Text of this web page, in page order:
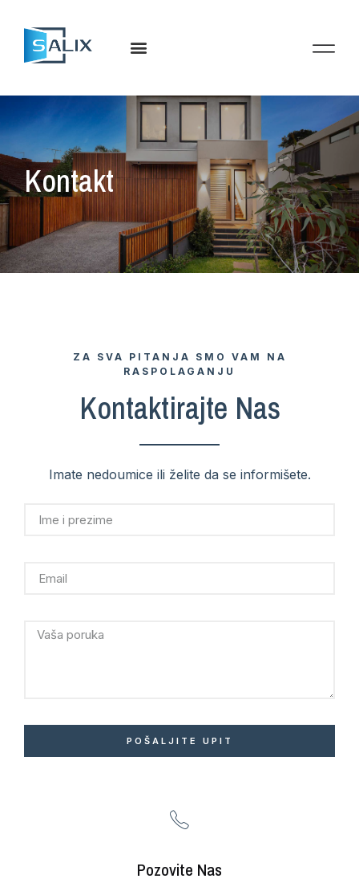
Kontakt
ZA SVA PITANJA SMO VAM NA
RASPOLAGANJU
Kontaktirajte Nas
Imate nedoumice ili želite da se informišete.
POŠALJITE UPIT
Pozovite Nas